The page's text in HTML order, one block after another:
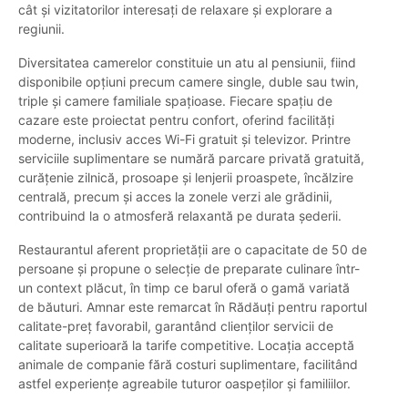
cât și vizitatorilor interesați de relaxare și explorare a
regiunii.
Diversitatea camerelor constituie un atu al pensiunii, fiind
disponibile opțiuni precum camere single, duble sau twin,
triple și camere familiale spațioase. Fiecare spațiu de
cazare este proiectat pentru confort, oferind facilități
moderne, inclusiv acces Wi-Fi gratuit și televizor. Printre
serviciile suplimentare se numără parcare privată gratuită,
curățenie zilnică, prosoape și lenjerii proaspete, încălzire
centrală, precum și acces la zonele verzi ale grădinii,
contribuind la o atmosferă relaxantă pe durata șederii.
Restaurantul aferent proprietății are o capacitate de 50 de
persoane și propune o selecție de preparate culinare într-
un context plăcut, în timp ce barul oferă o gamă variată
de băuturi. Amnar este remarcat în Rădăuți pentru raportul
calitate-preț favorabil, garantând clienților servicii de
calitate superioară la tarife competitive. Locația acceptă
animale de companie fără costuri suplimentare, facilitând
astfel experiențe agreabile tuturor oaspeților și familiilor.